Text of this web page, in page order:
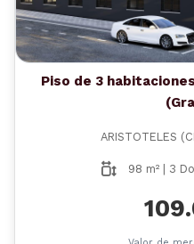
Piso de 3
ARISTOTELES
98 m² | 3